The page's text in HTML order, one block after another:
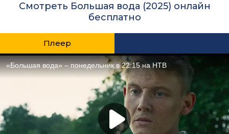
Смотреть Большая вода (2025) онлайн
бесплатно
Плеер